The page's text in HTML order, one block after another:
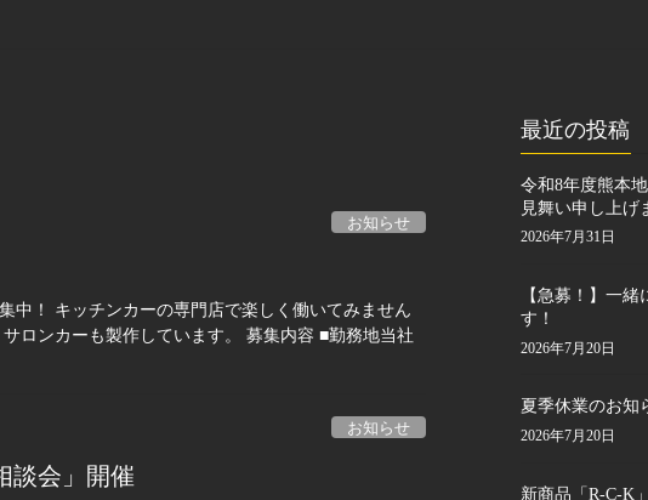
お知らせ
中！ キッチンカーの専門店で楽しく働いてみません
ロンカーも製作しています。 募集内容 ■勤務地当社
お知らせ
談会」開催
最近の投稿
令和8年度熊本
見舞い申し上げ
2026年7月31日
【急募！】一
す！
2026年7月20日
夏季休業のお知
2026年7月20日
新商品「R-C-K